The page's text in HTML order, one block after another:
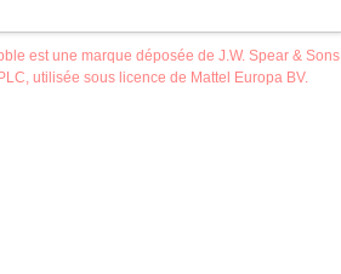
est une marque déposée de J.W. Spear & Sons
utilisée sous licence de Mattel Europa BV.